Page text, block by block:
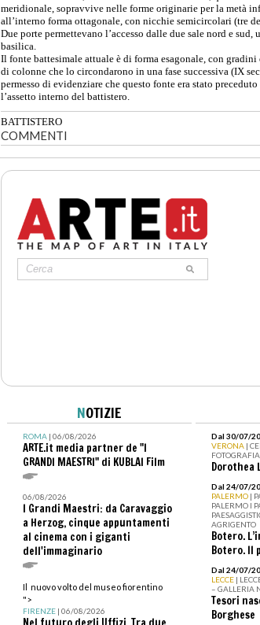
meridionale, sopravvive nelle forme originarie per la metà
all’interno forma ottagonale, con nicchie semicircolari (tre
Due porte permettevano l’accesso dalle due sale nord e sud,
basilica.
Il fonte battesimale attuale è di forma esagonale, con
di colonne che lo circondarono in una fase successiva (IX
permesso di evidenziare che questo fonte era stato
l’assetto interno del battistero.
BATTISTERO
COMMENTI
NOTIZIE
ROMA| 06/08/2026
ARTE.it media partner de "I
GRANDI MAESTRI" di KUBLAI Film
06/08/2026
I Grandi Maestri: da Caravaggio
a Herzog, cinque appuntamenti
al cinema con i giganti
dell'immaginario
Il nuovo volto del museo fiorentino
">
FIRENZE| 06/08/2026
Dal 30/07/
VERONA |
Dorothea
Dal 24/07/
PALERMO |
PALERMO I
AGRIGENTO
Botero.
Botero. Il
Dal 24/07/
LECCE |
– GALLERIA
Tesori
Borghese